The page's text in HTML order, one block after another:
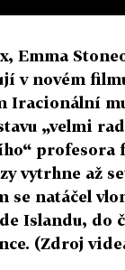
Emma
v novém
Iracionální
„velmi
profesora
vytrhne až
se natáčel
Islandu, do
(Zdroj